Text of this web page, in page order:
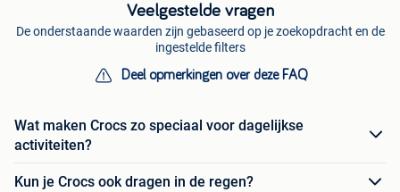
Veelgestelde vragen
De onderstaande waarden zijn gebaseerd op je zoekopdracht en de
ingestelde filters
Deel opmerkingen over deze FAQ
Wat maken Crocs zo speciaal voor dagelijkse
activiteiten?
Kun je Crocs ook dragen in de regen?